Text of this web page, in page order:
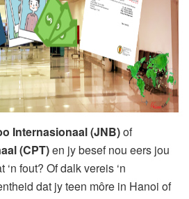
Internasionaal (JNB)of
(CPT)en jy besef nou eers jou
fout? Of dalk vereis ‘n
dat jy teen môre in Hanoi of